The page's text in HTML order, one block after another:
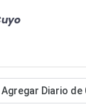
Agregar Diario de